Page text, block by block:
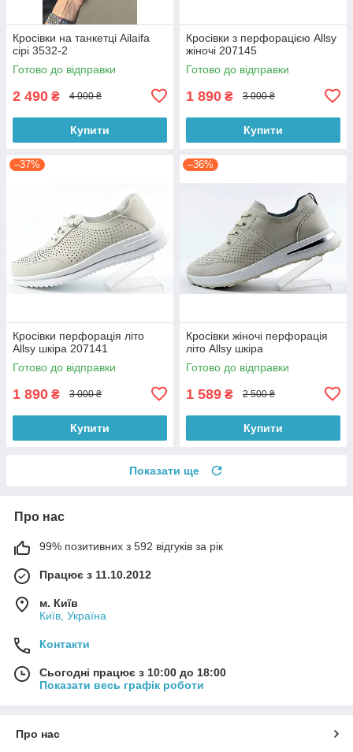
Кросівки на танкетці Ailaifa
сірі 3532-2
Готово до відправки
2 490 ₴ 4 000 ₴
Купити
Кросівки з перфорацією Allsy
жіночі 207145
Готово до відправки
1 890 ₴ 3 000 ₴
Купити
–37%
Кросівки перфорація літо
Allsy шкіра 207141
Готово до відправки
1 890 ₴ 3 000 ₴
Купити
–36%
Кросівки жіночі перфорація
літо Allsy шкіра
Готово до відправки
1 589 ₴ 2 500 ₴
Купити
Показати ще
Про нас
99% позитивних з 592 відгуків за рік
Працює з 11.10.2012
м. Київ
Київ, Україна
Контакти
Сьогодні працює з 10:00 до 18:00
Показати весь графік роботи
Про нас